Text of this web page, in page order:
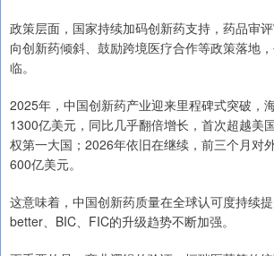
政策层面，国家持续加码创新药支持，药品审
向创新药倾斜、鼓励跨境医疗合作等政策落地
临。
2025年，中国创新药产业迎来里程碑式突破，
1300亿美元，同比几乎翻倍增长，首次超越美
权第一大国；2026年依旧在继续，前三个月对
600亿美元。
这意味着，中国创新药质量在全球认可度持续
better、BIC、FIC的升级趋势不断加强。